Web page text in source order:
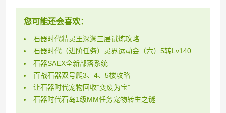
您可能还会喜欢：
石器时代精灵王深渊三层试炼攻略
石器时代（进阶任务）灵界运动会（六）5转Lv140
石器SAEX全新部落系统
百战石器双号爬3、4、5楼攻略
让石器时代宠物回收”变废为宝”
石器时代石岛1级MM任务宠物转生之谜